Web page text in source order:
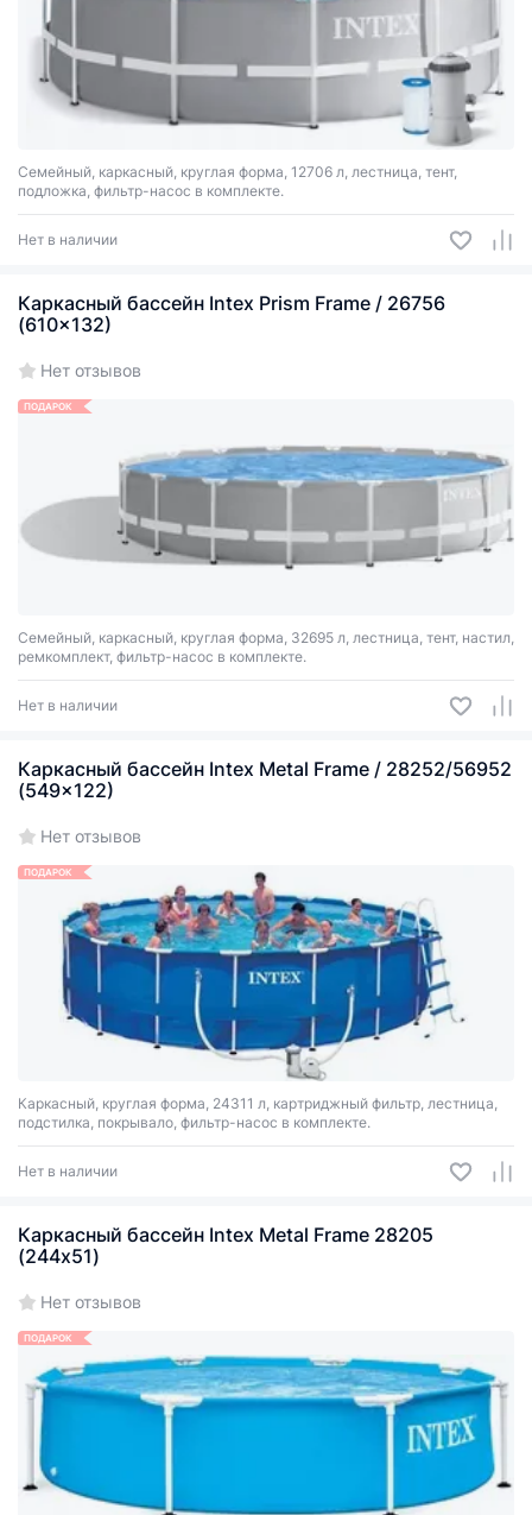
Семейный, каркасный, круглая форма, 12706 л, лестница, тент,
подложка, фильтр-насос в комплекте.
Нет в наличии
Каркасный бассейн Intex Prism Frame / 26756
(610x132)
Нет отзывов
ПОДАРОК
Семейный, каркасный, круглая форма, 32695 л, лестница, тент, настил,
ремкомплект, фильтр-насос в комплекте.
Нет в наличии
Каркасный бассейн Intex Metal Frame / 28252/56952
(549x122)
Нет отзывов
ПОДАРОК
Каркасный, круглая форма, 24311 л, картриджный фильтр, лестница,
подстилка, покрывало, фильтр-насос в комплекте.
Нет в наличии
Каркасный бассейн Intex Metal Frame 28205
(244х51)
Нет отзывов
ПОДАРОК